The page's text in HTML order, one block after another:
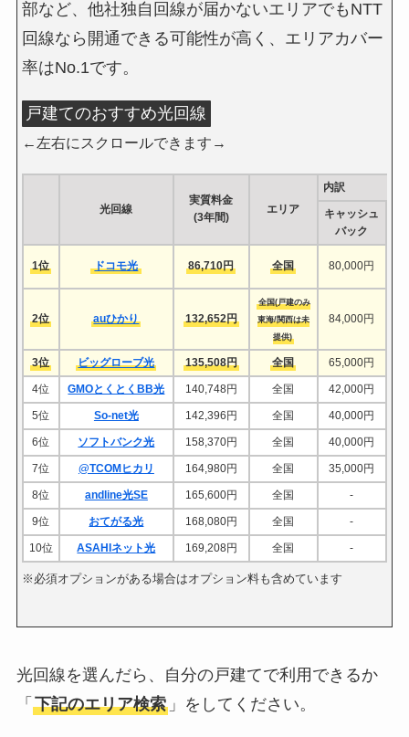
部など、他社独自回線が届かないエリアでもNTT
回線なら開通できる可能性が高く、エリアカバー
率はNo.1です。
戸建てのおすすめ光回線
←左右にスクロールできます→
光回線
実質料金
(3年間)
エリア
内訳
キャッシュ
バック
1位 ドコモ光 86,710円 全国 80,000円
2位 auひかり 132,652円
全国(戸建のみ
東海/関西は未
提供)
84,000円
3位 ビッグローブ光 135,508円 全国 65,000円
4位 GMOとくとくBB光 140,748円 全国 42,000円
5位 So-net光 142,396円 全国 40,000円
6位 ソフトバンク光 158,370円 全国 40,000円
7位 @TCOMヒカリ 164,980円 全国 35,000円
8位 andline光SE 165,600円 全国 -
9位 おてがる光 168,080円 全国 -
10位 ASAHIネット光 169,208円 全国 -
※必須オプションがある場合はオプション料も含めています
光回線を選んだら、自分の戸建てで利用できるか
「 下記のエリア検索」をしてください。